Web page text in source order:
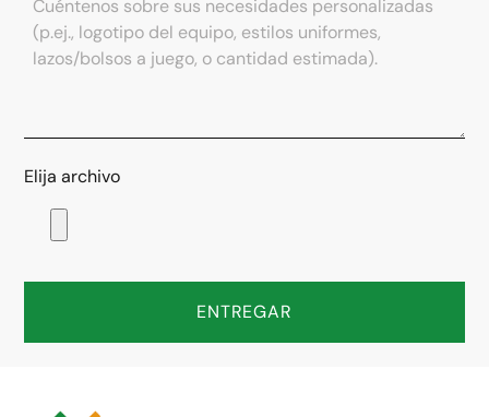
Elija archivo
ENTREGAR